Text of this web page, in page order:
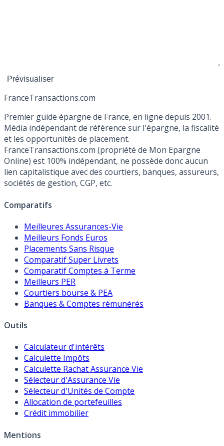
FranceTransactions.com
Premier guide épargne de France, en ligne depuis 2001.
Média indépendant de référence sur l'épargne, la fiscalité
et les opportunités de placement.
FranceTransactions.com (propriété de Mon Epargne
Online) est 100% indépendant, ne possède donc aucun
lien capitalistique avec des courtiers, banques, assureurs,
sociétés de gestion, CGP, etc.
Comparatifs
Meilleures Assurances-Vie
Meilleurs Fonds Euros
Placements Sans Risque
Comparatif Super Livrets
Comparatif Comptes à Terme
Meilleurs PER
Courtiers bourse & PEA
Banques & Comptes rémunérés
Outils
Calculateur d'intérêts
Calculette Impôts
Calculette Rachat Assurance Vie
Sélecteur d'Assurance Vie
Sélecteur d'Unités de Compte
Allocation de portefeuilles
Crédit immobilier
Mentions